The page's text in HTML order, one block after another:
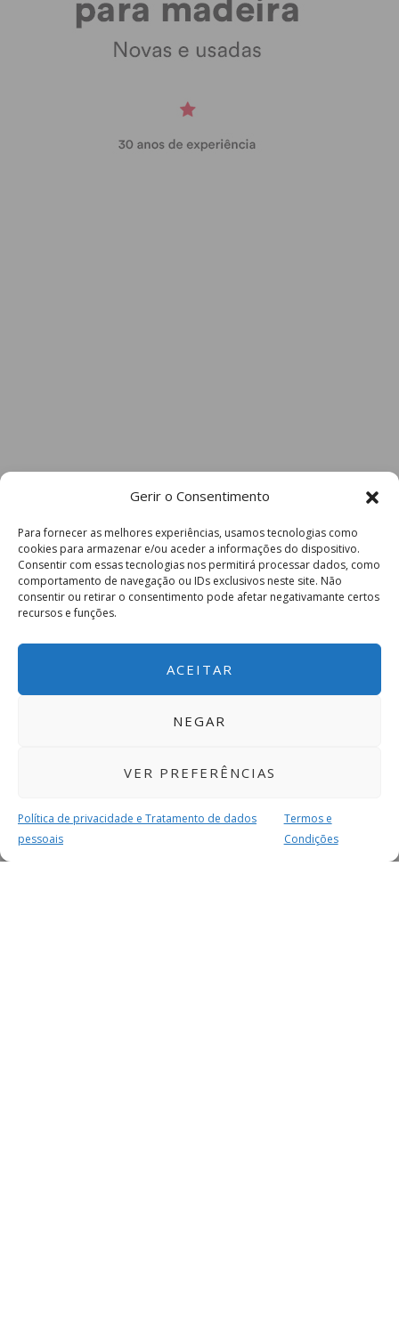
Gerir o Consentimento
Para fornecer as melhores experiências, usamos tecnologias como
cookies para armazenar e/ou aceder a informações do dispositivo.
Consentir com essas tecnologias nos permitirá processar dados, como
comportamento de navegação ou IDs exclusivos neste site. Não
consentir ou retirar o consentimento pode afetar negativamante certos
recursos e funções.
ACEITAR
NEGAR
VER PREFERÊNCIAS
Política de privacidade e Tratamento de dados
pessoais
Termos e
Condições